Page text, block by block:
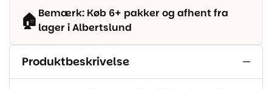
🏠 Bemærk: Køb 6+ pakker og afhent fra
lager i Albertslund
Produktbeskrivelse